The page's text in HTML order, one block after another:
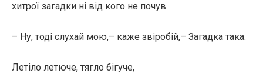
хитрої загадки ні від кого не почув.
– Ну, тоді слухай мою,– каже звіробій,– Загадка така:
Летіло летюче, тягло бігуче,